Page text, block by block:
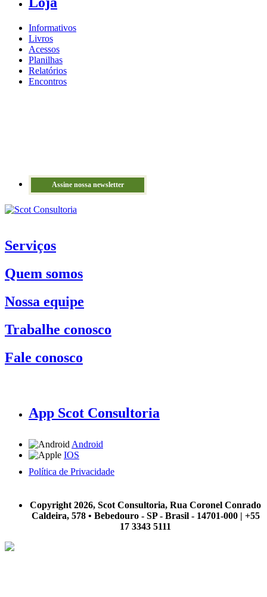
Informativos
Livros
Acessos
Planilhas
Relatórios
Encontros
Assine nossa newsletter
Serviços
Quem somos
Nossa equipe
Trabalhe conosco
Fale conosco
App Scot Consultoria
Android
IOS
Política de Privacidade
Copyright 2026, Scot Consultoria, Rua Coronel Conrado
Caldeira, 578 • Bebedouro - SP - Brasil - 14701-000 | +55
17 3343 5111